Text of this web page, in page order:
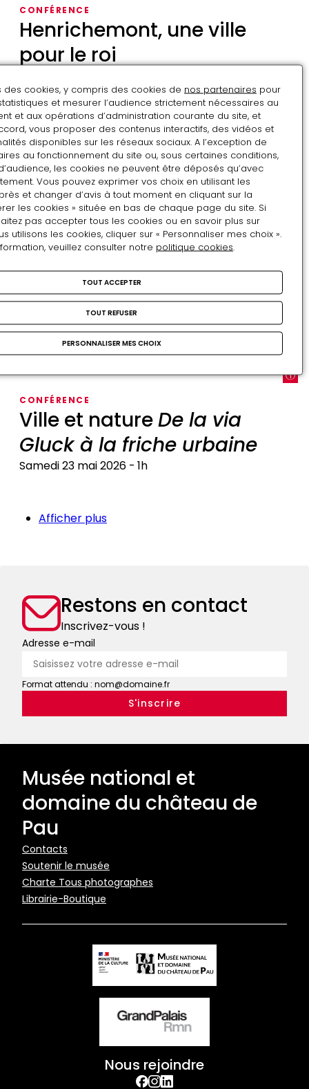
paysage
pyrénéen
Viau
Henrichemont, une ville
pour le roi
CONFÉRENCE
Henrichemont,
une
ville
pour
le
roi
Visites nocturnes
Mardi 28 juillet 2026
VISITE AVEC LE CONSERVATEUR
Visites
nocturnes
Visites nocturnes
VISITE AVEC LE CONSERVATEUR
nocturnes
Un jardin en mouvement
Samedi 6 & dimanche 7 juin 2026
ÉVÉNEMENT NATIONAL
Un
en
mouvement
Ville et natureDe la via
Gluck à la friche urbaine
Samedi 23 mai 2026 1h
CONFÉRENCE
nature
friche
urbaine
Afficher plus
Restons en contact
Inscrivez-vous !
Adresse e-mail
Format attendu : nom@domaine.fr
Musée national et
domaine du château de
Pau
Pied
de
page
Contacts
Soutenir le musée
Charte Tous photographes
Librairie-Boutique
Nous rejoindre
facebook
Instagram
des cookies, y compris des cookies de nos partenaires pour
et mesurer l’audience strictement nécessaires au
et aux opérations d’administration courante du site, et
vous proposer des contenus interactifs, des vidéos et
disponibles sur les réseaux sociaux. A l’exception de
au fonctionnement du site ou, sous certaines conditions,
les cookies ne peuvent être déposés qu’avec
Vous pouvez exprimer vos choix en utilisant les
et changer d’avis à tout moment en cliquant sur la
les cookies » située en bas de chaque page du site. Si
pas accepter tous les cookies ou en savoir plus sur
utilisons les cookies, cliquer sur « Personnaliser mes choix ».
veuillez consulter notre politique cookies.
TOUT ACCEPTER
TOUT REFUSER
PERSONNALISER MES CHOIX